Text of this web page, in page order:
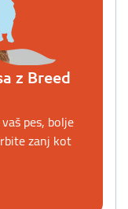
z Breed
pes, bolje
zanj kot